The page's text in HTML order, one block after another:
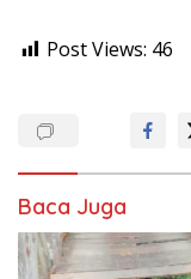
Post Views: 46
Baca Juga